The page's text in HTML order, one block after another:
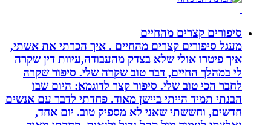
סיפורים קצרים מהחיים
מעגל סיפורים קצרים מהחיים . איך הכרתי את אשתי,
איך פיטרו אולי שלא בצדק מהעבודה,עיוות דין שקרה
לי במהלך החיים, דבר טוב שקרה שלי. סיפור שקרה
לחבר הכי טוב שלי. סיפור קצר לדוגמא: היום שבו
הבנתי תמיד הייתי ביישן מאוד. פחדתי לדבר עם אנשים
חדשים, וחששתי שאני לא מספיק טוב. יום אחד,